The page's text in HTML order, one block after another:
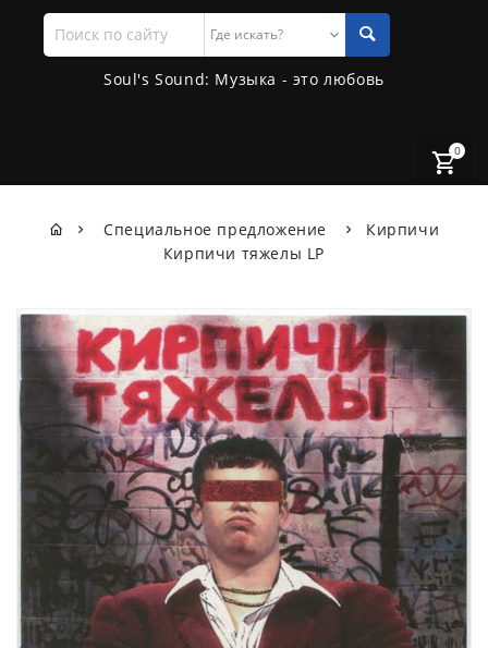
Поиск
по
сайту
Soul's Sound: Музыка - это любовь
0
Специальное предложение
Кирпичи
Кирпичи тяжелы LP